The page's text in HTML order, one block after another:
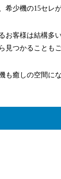
少機の15セレ
お客様は結構多い
つかることもご
癒しの空間に